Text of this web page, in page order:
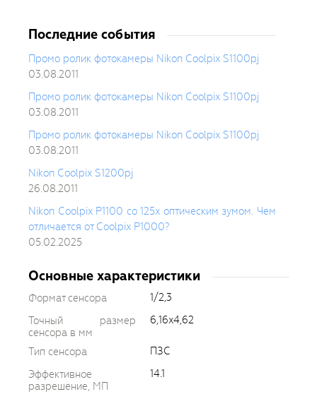
Последние события
Промо ролик фотокамеры Nikon Coolpix S1100pj
03.08.2011
Промо ролик фотокамеры Nikon Coolpix S1100pj
03.08.2011
Промо ролик фотокамеры Nikon Coolpix S1100pj
03.08.2011
Nikon Coolpix S1200pj
26.08.2011
Nikon Coolpix P1100 со 125x оптическим зумом. Чем
отличается от Coolpix P1000?
05.02.2025
Основные характеристики
Формат сенсора
1/2,3
Точный размер
сенсора в мм
6,16x4,62
Тип сенсора
ПЗС
Эффективное
разрешение, МП
14.1